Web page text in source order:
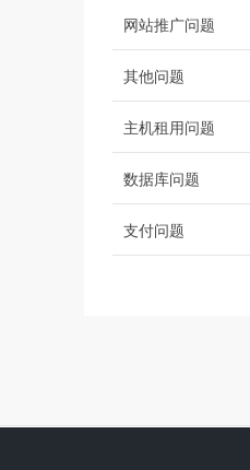
网站推广问题
其他问题
主机租用问题
数据库问题
支付问题